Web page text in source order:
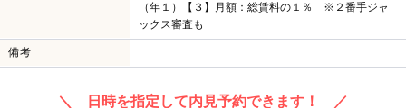
（年１）【３】月額：総賃料の１％ ※２番手ジャ
ックス審査も
備考
＼ 日時を指定して内見予約できます！ ／